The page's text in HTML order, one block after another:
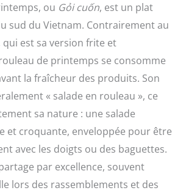
ou Gỏi cuốn, est un plat
sud du Vietnam. Contrairement au
qui est sa version frite et
de printemps se consomme
la fraîcheur des produits. Son
« salade en rouleau », ce
sa nature : une salade
et croquante, enveloppée pour être
avec les doigts ou des baguettes.
par excellence, souvent
lors des rassemblements et des